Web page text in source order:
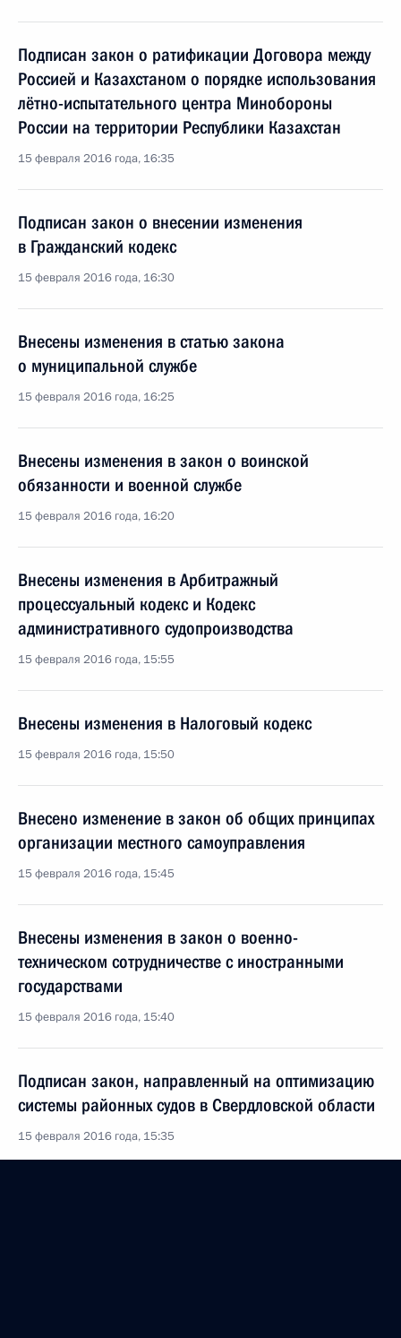
Подписан закон о ратификации Договора между
Россией и Казахстаном о порядке использования
лётно-испытательного центра Минобороны
России на территории Республики Казахстан
15 февраля 2016 года, 16:35
Подписан закон о внесении изменения
в Гражданский кодекс
15 февраля 2016 года, 16:30
Внесены изменения в статью закона
о муниципальной службе
15 февраля 2016 года, 16:25
Внесены изменения в закон о воинской
обязанности и военной службе
15 февраля 2016 года, 16:20
Внесены изменения в Арбитражный
процессуальный кодекс и Кодекс
административного судопроизводства
15 февраля 2016 года, 15:55
Внесены изменения в Налоговый кодекс
15 февраля 2016 года, 15:50
Внесено изменение в закон об общих принципах
организации местного самоуправления
15 февраля 2016 года, 15:45
Внесены изменения в закон о военно-
техническом сотрудничестве с иностранными
государствами
15 февраля 2016 года, 15:40
Подписан закон, направленный на оптимизацию
системы районных судов в Свердловской области
15 февраля 2016 года, 15:35